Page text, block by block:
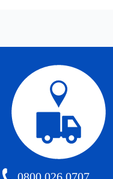
0800 026 0707